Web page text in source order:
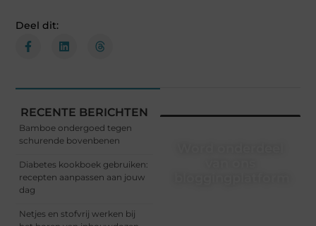
Deel dit:
RECENTE BERICHTEN
Bamboe ondergoed tegen
schurende bovenbenen
Diabetes kookboek gebruiken:
recepten aanpassen aan jouw
dag
Netjes en stofvrij werken bij